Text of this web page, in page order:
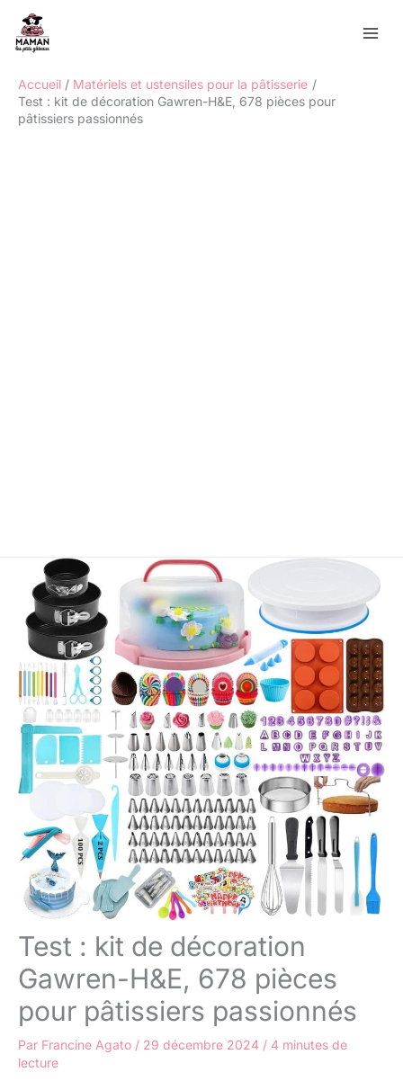
contenu
Accueil
Matériels et ustensiles pour la pâtisserie
Test : kit de décoration Gawren-H&E, 678 pièces pour
pâtissiers passionnés
Test : kit de décoration
Gawren-H&E, 678 pièces
pour pâtissiers passionnés
Par Francine Agato / 29 décembre 2024 / 4 minutes de
lecture
Rechercher